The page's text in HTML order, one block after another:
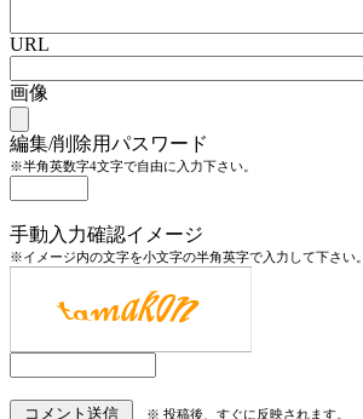
URL
画像
編集/削除用パスワード
※半角英数字4文字で自由に入力下さい。
手動入力確認イメージ
※イメージ内の文字を小文字の半角英字で入力して下さい。
※ 投稿後、すぐに反映されます。